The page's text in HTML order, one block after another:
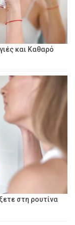
και Καθαρό
στη ρουτίνα